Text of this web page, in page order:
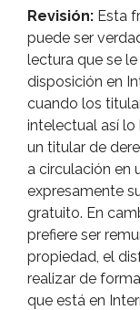
Revisión: Esta
puede ser
lectura que se
disposición en
cuando los
intelectual así­ lo
un titular de
a circulación en
expresamente
gratuito. En
prefiere ser
propiedad, el
realizar de
que está en